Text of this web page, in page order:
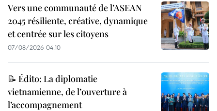
Vers une communauté de l’ASEAN
2045 résiliente, créative, dynamique
et centrée sur les citoyens
07/08/2026 04:10
📝 Édito: La diplomatie
vietnamienne, de l’ouverture à
l’accompagnement